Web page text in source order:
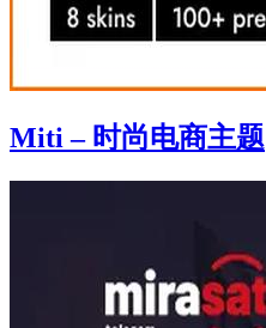
Miti – 时尚电商主题